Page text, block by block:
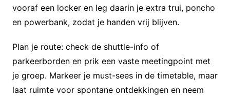
vooraf een locker en leg daarin je extra trui, poncho
en powerbank, zodat je handen vrij blijven.
Plan je route: check de shuttle-info of
parkeerborden en prik een vaste meetingpoint met
je groep. Markeer je must-sees in de timetable, maar
laat ruimte voor spontane ontdekkingen en neem